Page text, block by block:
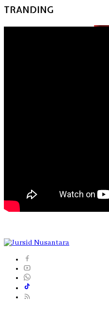
TRANDING